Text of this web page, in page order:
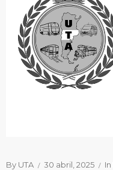
By UTA 30 abril, 2025 In